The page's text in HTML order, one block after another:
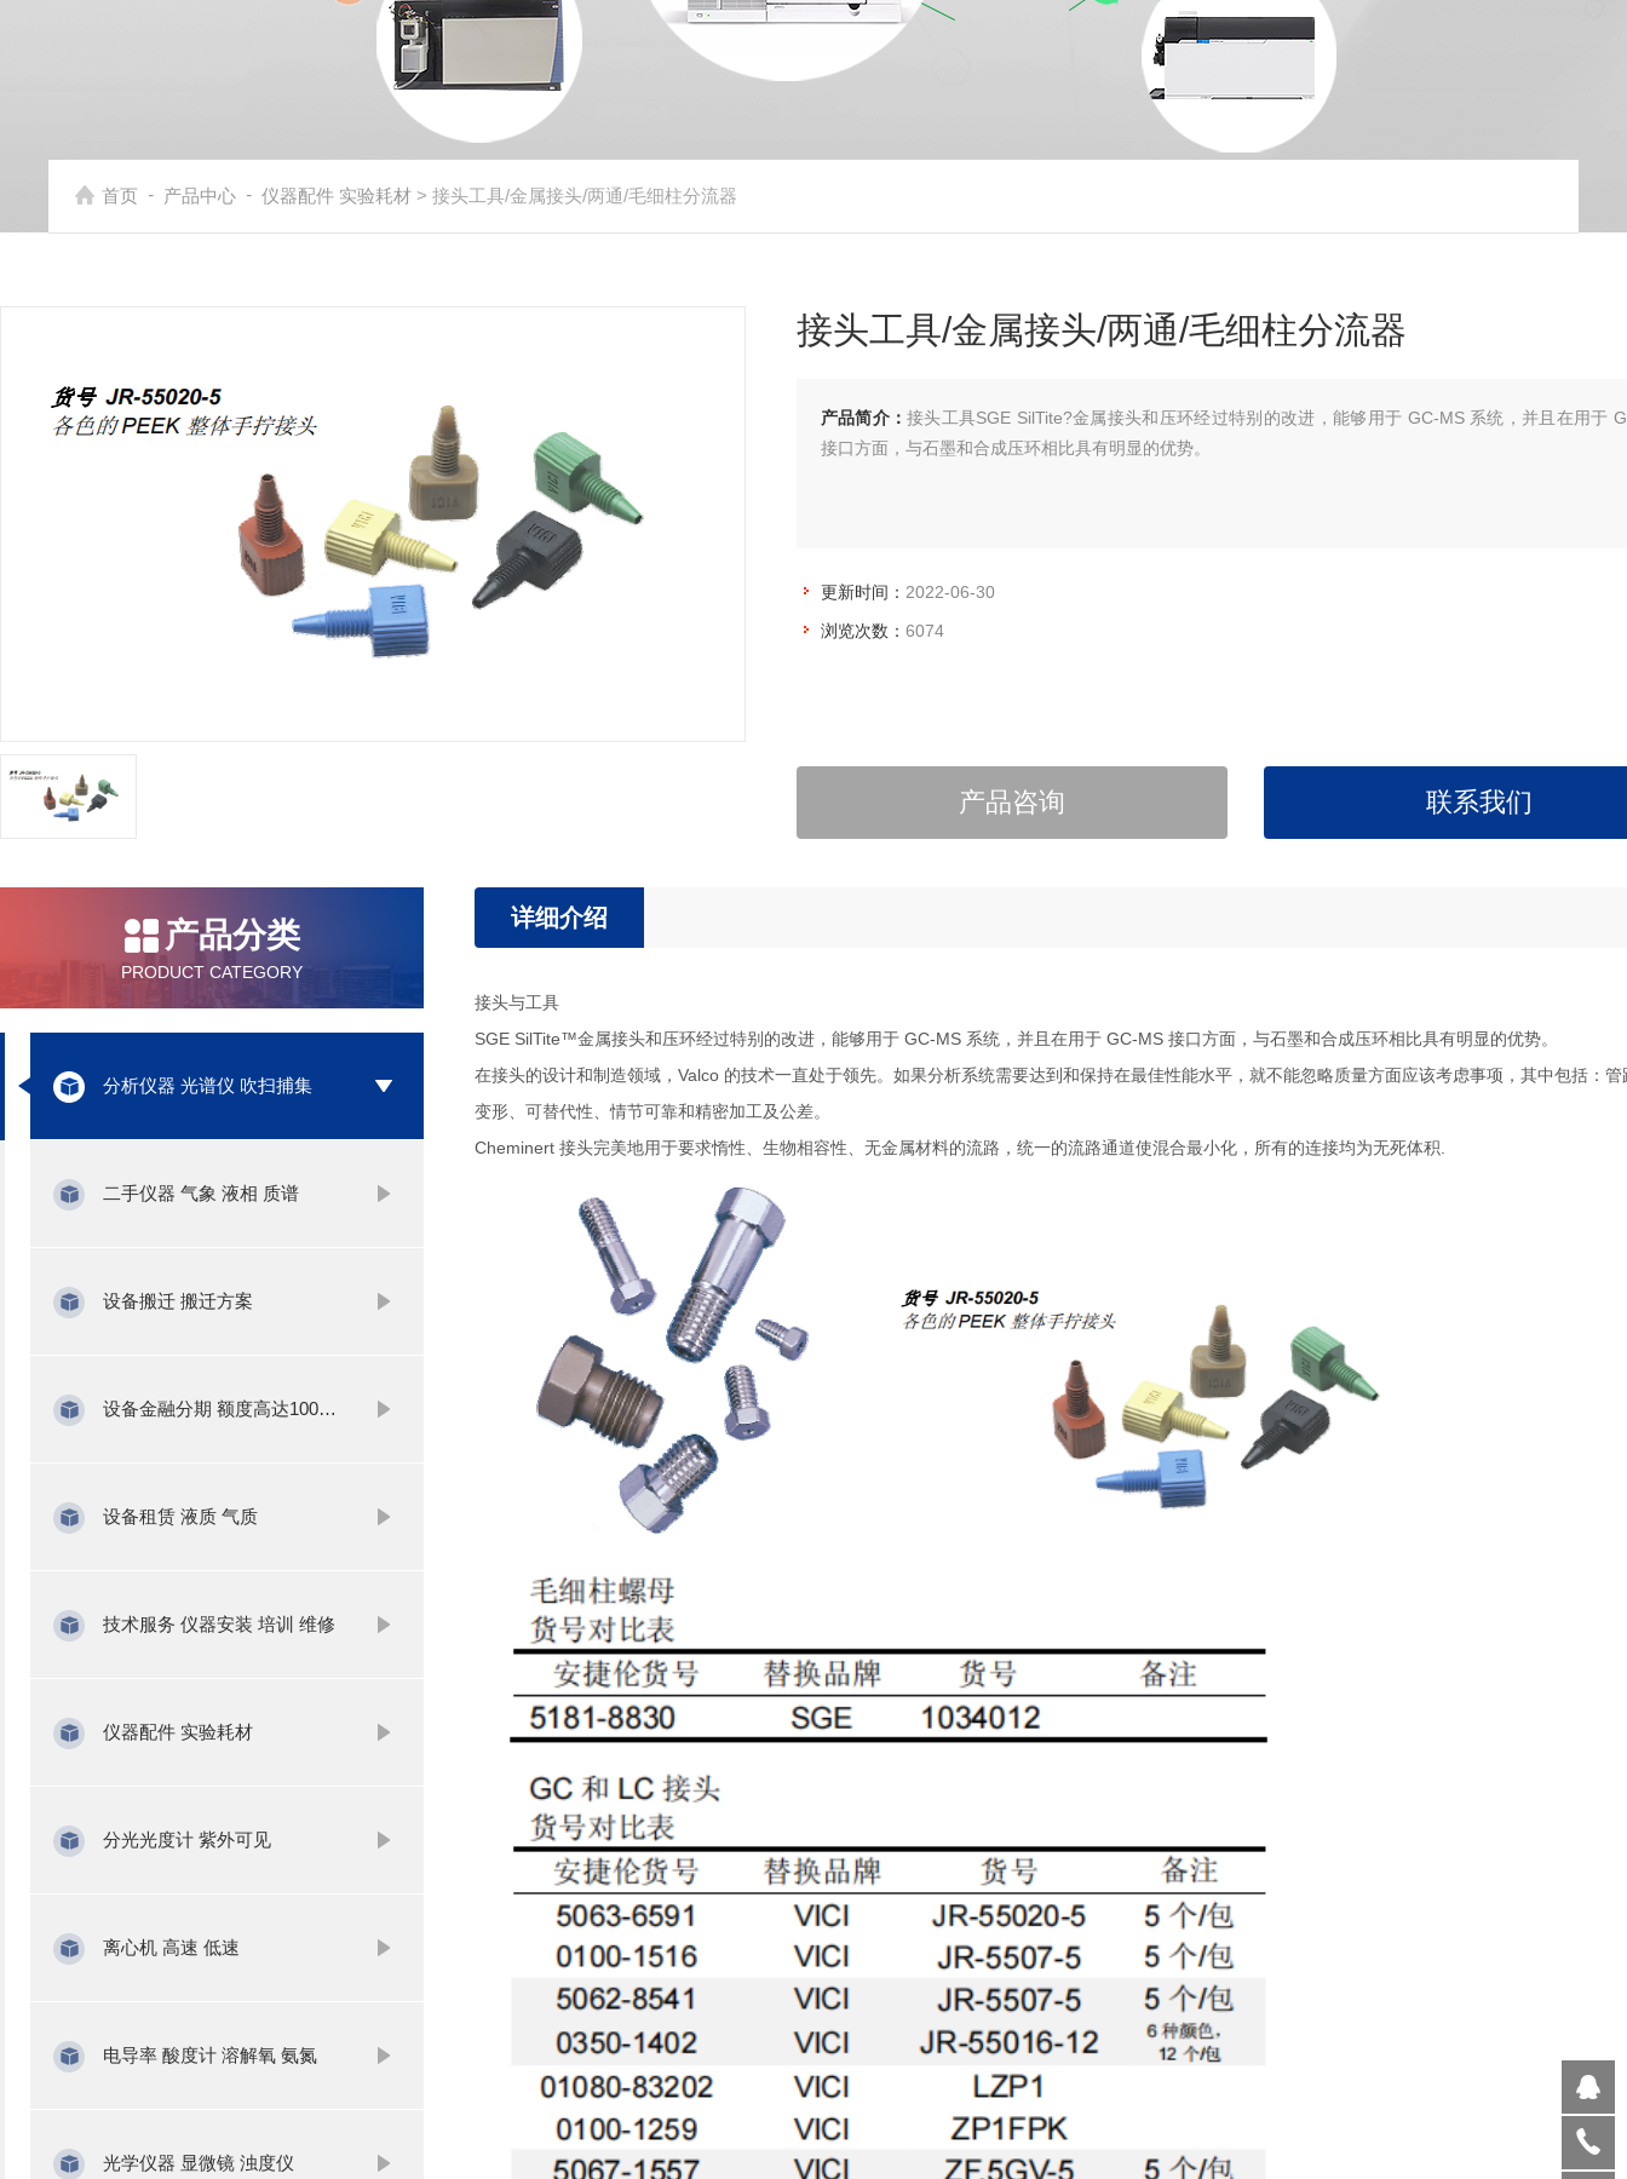
首页 - 产品中心 - 仪器配件 实验耗材 > 接头工具/金属接头/两通/毛细柱分流器
接头工具/金属接头/两通/毛细柱分流器
产品简介： 接头工具SGE SilTite?金属接头和压环经过特别的改进，能够用于 GC-MS 系统，并且在用于
接口方面，与石墨和合成压环相比具有明显的优势。
更新时间： 2022-06-30
浏览次数： 6074
产品咨询 联系我们
产品分类
PRODUCT CATEGORY
分析仪器 光谱仪 吹扫捕集
二手仪器 气象 液相 质谱
设备搬迁 搬迁方案
设备金融分期 额度高达1000万
设备租赁 液质 气质
技术服务 仪器安装 培训 维修
仪器配件 实验耗材
分光光度计 紫外可见
离心机 高速 低速
电导率 酸度计 溶解氧 氨氮
光学仪器 显微镜 浊度仪
详细介绍
接头与工具
SGE SilTite™金属接头和压环经过特别的改进，能够用于 GC-MS 系统，并且在用于 GC-MS 接口方面，与石墨和合成压环相比具有明显的优势。
在接头的设计和制造领域，Valco 的技术一直处于领先。如果分析系统需要达到和保持在最佳性能水平，就不能忽略质量方面应该考虑事项，其中包括：管
变形、可替代性、情节可靠和精密加工及公差。
Cheminert 接头完美地用于要求惰性、生物相容性、无金属材料的流路，统一的流路通道使混合最小化，所有的连接均为无死体积.